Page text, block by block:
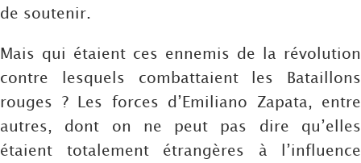
de soutenir.
Mais qui étaient ces ennemis de la révolution
contre lesquels combattaient les Bataillons
rouges ? Les forces d’Emiliano Zapata, entre
autres, dont on ne peut pas dire qu’elles
étaient totalement étrangères à l’influence